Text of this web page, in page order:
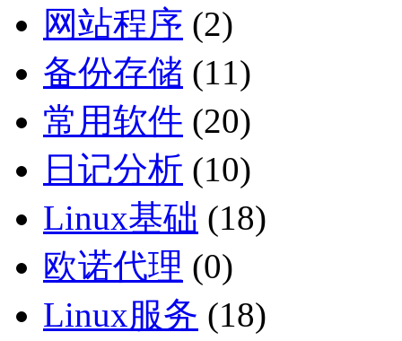
网站程序 (2)
备份存储 (11)
常用软件 (20)
日记分析 (10)
Linux基础 (18)
欧诺代理 (0)
Linux服务 (18)